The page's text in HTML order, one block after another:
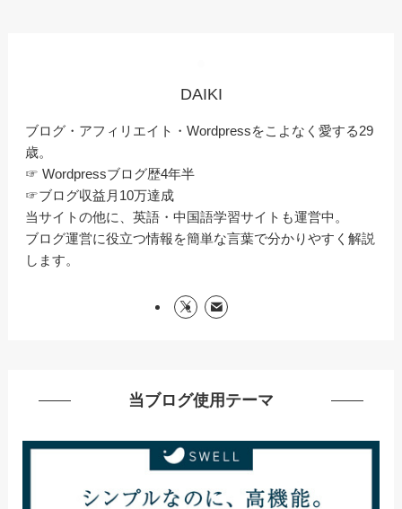
DAIKI
ブログ・アフィリエイト・Wordpressをこよなく愛する29
歳。
☞ Wordpressブログ歴4年半
☞ブログ収益月10万達成
当サイトの他に、英語・中国語学習サイトも運営中。
ブログ運営に役立つ情報を簡単な言葉で分かりやすく解説
します。
当ブログ使用テーマ